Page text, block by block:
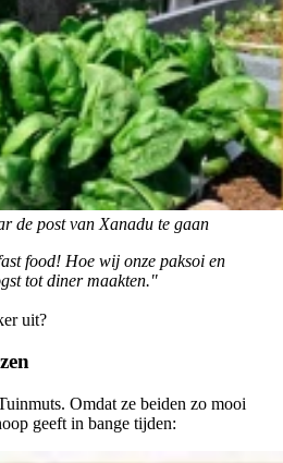
de post van Xanadu te gaan
food! Hoe wij onze paksoi en
tot diner maakten."
uit?
Omdat ze beiden zo mooi
geeft in bange tijden: